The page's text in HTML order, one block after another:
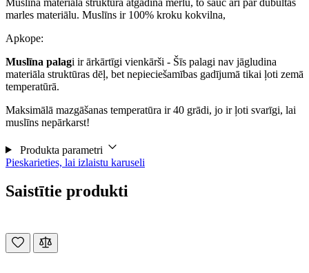
marles materiālu. Muslīns ir 100% kroku kokvilna,
Apkope:
Muslīna palagi ir ārkārtīgi vienkārši - Šīs palagi nav jāgludina
materiāla struktūras dēļ, bet nepieciešamības gadījumā tikai ļoti zemā
temperatūrā.
Maksimālā mazgāšanas temperatūra ir 40 grādi, jo ir ļoti svarīgi, lai
muslīns nepārkarst!
Produkta parametri
Pieskarieties, lai izlaistu karuseli
Saistītie produkti